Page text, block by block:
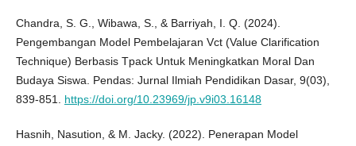
Chandra, S. G., Wibawa, S., & Barriyah, I. Q. (2024).
Pengembangan Model Pembelajaran Vct (Value Clarification
Technique) Berbasis Tpack Untuk Meningkatkan Moral Dan
Budaya Siswa. Pendas: Jurnal Ilmiah Pendidikan Dasar, 9(03),
839-851. https://doi.org/10.23969/jp.v9i03.16148
Hasnih, Nasution, & M. Jacky. (2022). Penerapan Model